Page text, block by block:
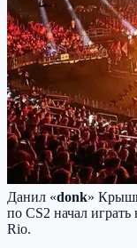
Данил «donk»
по CS2 начал
Rio.